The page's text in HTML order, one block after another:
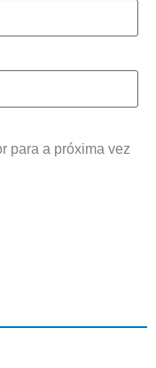
para a próxima vez